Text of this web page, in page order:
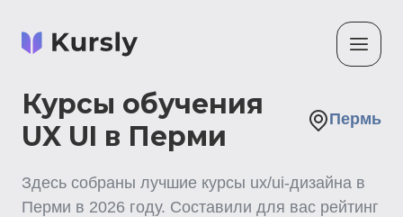
Курсы обучения
UX UI в Перми
Пермь
Здесь собраны лучшие курсы ux/ui-дизайна в
Перми в 2026 году. Составили для вас рейтинг